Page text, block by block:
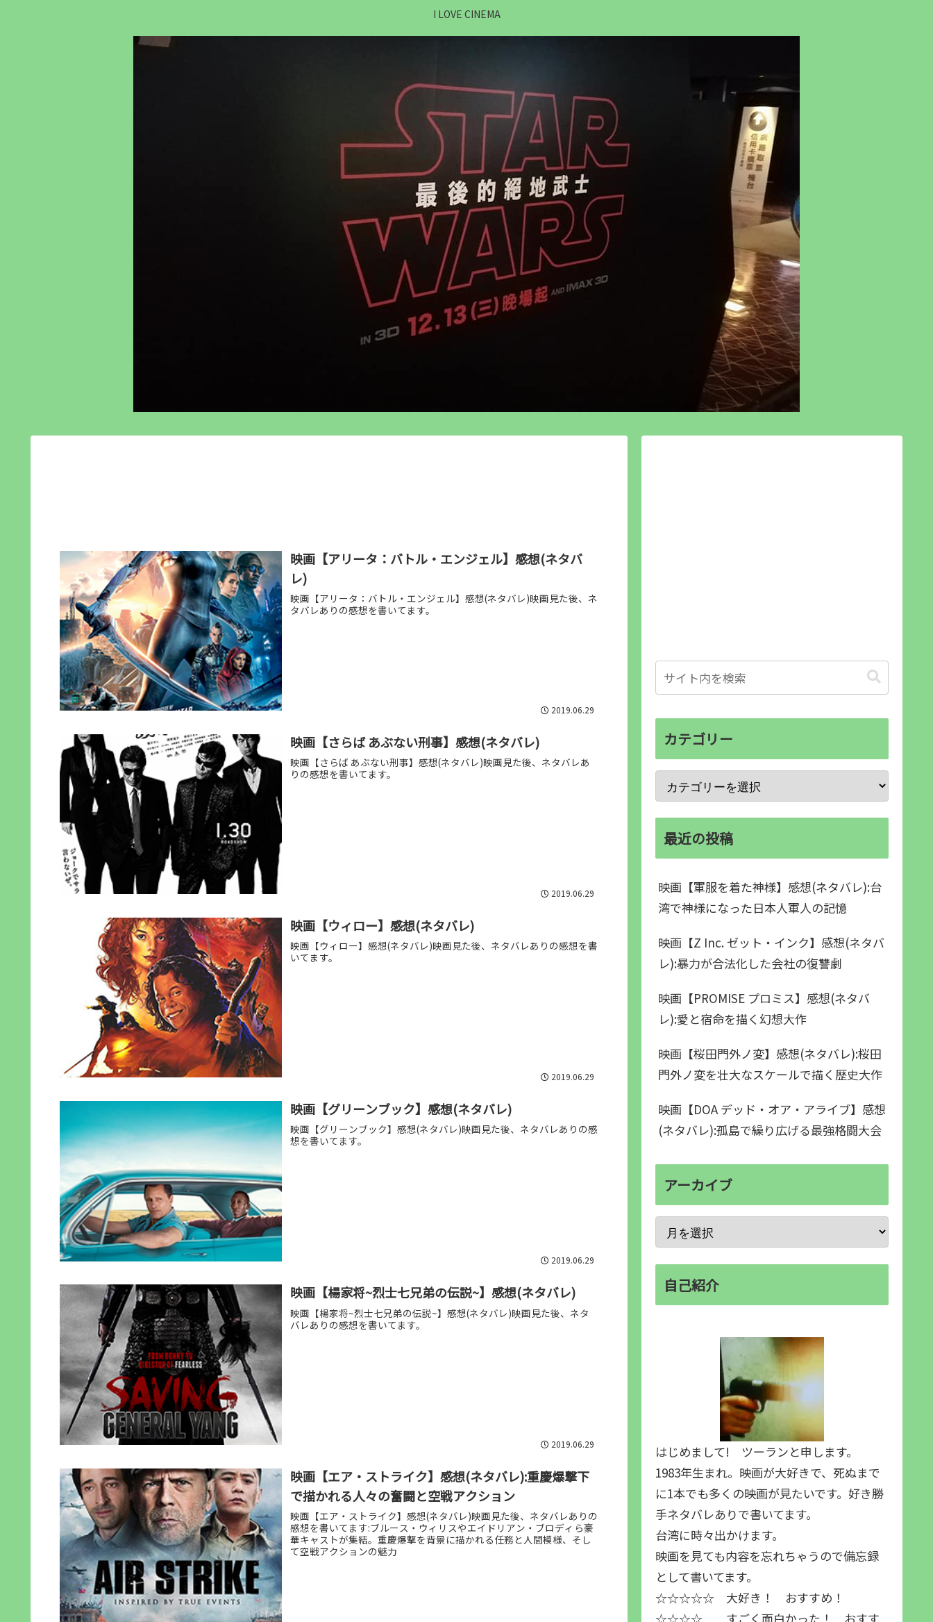
I LOVE CINEMA
映画【アリータ：バトル・エンジェル】感想(ネタバ
レ)
映画【アリータ：バトル・エンジェル】感想(ネタバレ)映画見た後、ネ
タバレありの感想を書いてます。
2019.06.29
映画【さらば あぶない刑事】感想(ネタバレ)
映画【さらば あぶない刑事】感想(ネタバレ)映画見た後、ネタバレあ
りの感想を書いてます。
2019.06.29
映画【ウィロー】感想(ネタバレ)
映画【ウィロー】感想(ネタバレ)映画見た後、ネタバレありの感想を書
いてます。
2019.06.29
映画【グリーンブック】感想(ネタバレ)
映画【グリーンブック】感想(ネタバレ)映画見た後、ネタバレありの感
想を書いてます。
2019.06.29
映画【楊家将~烈士七兄弟の伝説~】感想(ネタバレ)
映画【楊家将~烈士七兄弟の伝説~】感想(ネタバレ)映画見た後、ネタ
バレありの感想を書いてます。
2019.06.29
映画【エア・ストライク】感想(ネタバレ):重慶爆撃下
で描かれる人々の奮闘と空戦アクション
映画【エア・ストライク】感想(ネタバレ)映画見た後、ネタバレありの
感想を書いてます:ブルース・ウィリスやエイドリアン・ブロディら豪
華キャストが集結。重慶爆撃を背景に描かれる任務と人間模様、そし
て空戦アクションの魅力
カテゴリー
最近の投稿
映画【軍服を着た神様】感想(ネタバレ):台
湾で神様になった日本人軍人の記憶
映画【Z Inc. ゼット・インク】感想(ネタバ
レ):暴力が合法化した会社の復讐劇
映画【PROMISE プロミス】感想(ネタバ
レ):愛と宿命を描く幻想大作
映画【桜田門外ノ変】感想(ネタバレ):桜田
門外ノ変を壮大なスケールで描く歴史大作
映画【DOA デッド・オア・アライブ】感想
(ネタバレ):孤島で繰り広げる最強格闘大会
アーカイブ
自己紹介
はじめまして! ツーランと申します。
1983年生まれ。映画が大好きで、死ぬまで
に1本でも多くの映画が見たいです。好き勝
手ネタバレありで書いてます。
台湾に時々出かけます。
映画を見ても内容を忘れちゃうので備忘録
として書いてます。
☆☆☆☆☆ 大好き！ おすすめ！
☆☆☆☆ すごく面白かった！ おすす